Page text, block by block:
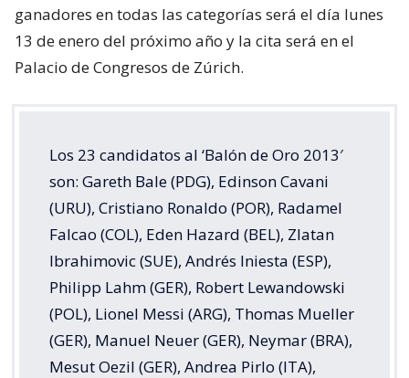
ganadores en todas las categorías será el día lunes
13 de enero del próximo año y la cita será en el
Palacio de Congresos de Zúrich.
Los 23 candidatos al ‘Balón de Oro 2013′
son: Gareth Bale (PDG), Edinson Cavani
(URU), Cristiano Ronaldo (POR), Radamel
Falcao (COL), Eden Hazard (BEL), Zlatan
Ibrahimovic (SUE), Andrés Iniesta (ESP),
Philipp Lahm (GER), Robert Lewandowski
(POL), Lionel Messi (ARG), Thomas Mueller
(GER), Manuel Neuer (GER), Neymar (BRA),
Mesut Oezil (GER), Andrea Pirlo (ITA),